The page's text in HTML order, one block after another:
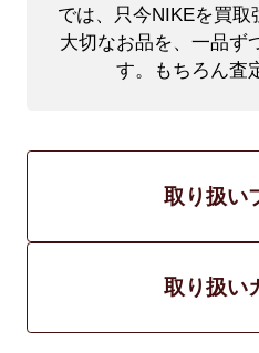
では、只今NIKEを買取
大切なお品を、一品ず
す。もちろん査
取り扱い
取り扱い